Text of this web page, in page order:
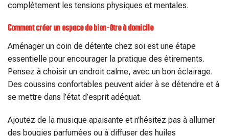
complètement les tensions physiques et mentales.
Comment créer un espace de bien-être à domicile
Aménager un coin de détente chez soi est une étape
essentielle pour encourager la pratique des étirements.
Pensez à choisir un endroit calme, avec un bon éclairage.
Des coussins confortables peuvent aider à se détendre et à
se mettre dans l’état d’esprit adéquat.
Ajoutez de la musique apaisante et n’hésitez pas à allumer
des bougies parfumées ou à diffuser des huiles